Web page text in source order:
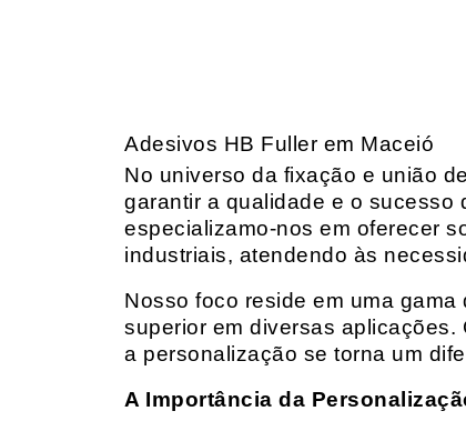
Adesivos HB Fuller em Maceió
No universo da fixação e união
garantir a qualidade e o sucesso
especializamo-nos em oferecer
industriais, atendendo às
Nosso foco reside em uma
superior em diversas
a personalização se torna um
A Importância da